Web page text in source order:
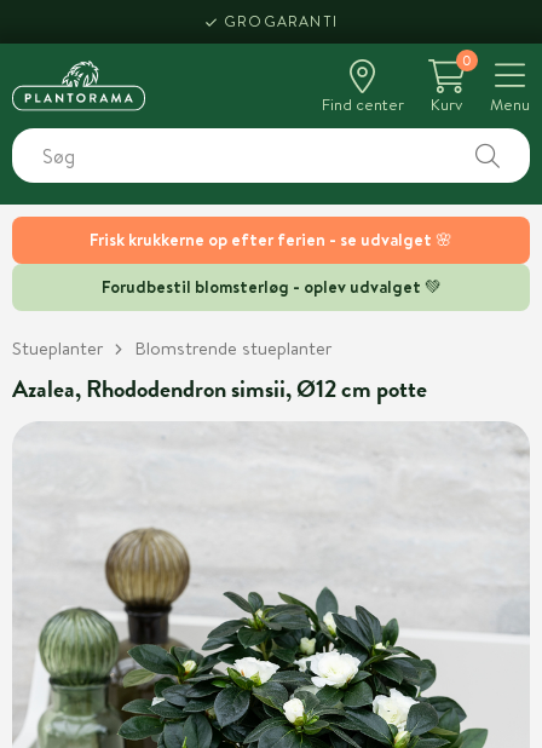
Frisk krukkerne op efter ferien - se udvalget 🌸
Forudbestil blomsterløg - oplev udvalget 💚
GROGARANTI
Find center
0
Kurv
Menu
Stueplanter Blomstrende stueplanter
Azalea, Rhododendron simsii, Ø12 cm potte